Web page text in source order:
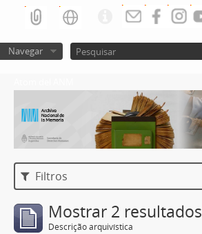
Navegar
Filtros
Mostrar 2 resultados
Descrição arquivística